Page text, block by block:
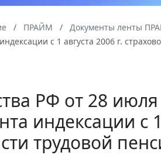
ПРАЙМ Документы ленты
с 1 августа 2006 г.
РФ от 28
индексации с 1
трудовой